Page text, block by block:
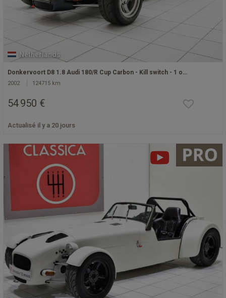
Netherlands
Donkervoort D8 1.8 Audi 180/R Cup Carbon - Kill switch - 1 o…
2002 124715 km
54 950 €
Actualisé il y a 20 jours